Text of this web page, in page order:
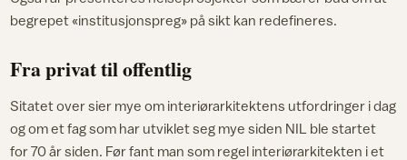
begrepet «institusjonspreg» på sikt kan redefineres.
Fra privat til offentlig
Sitatet over sier mye om interiørarkitektens utfordringer i dag
og om et fag som har utviklet seg mye siden NIL ble startet
for 70 år siden. Før fant man som regel interiørarkitekten i et